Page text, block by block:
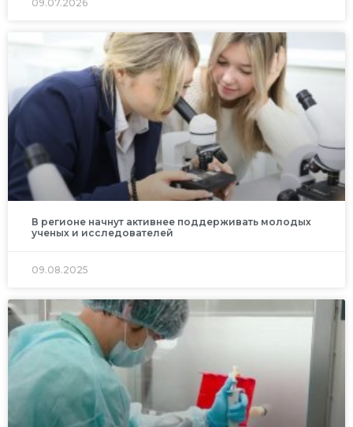
09.07.2026
В регионе начнут активнее поддерживать молодых
ученых и исследователей
09.08.2025